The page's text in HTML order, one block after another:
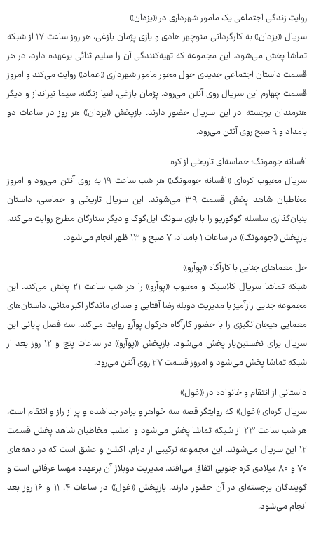
روایت زندگی اجتماعی یک مامور شهرداری در «یزدان»
سریال «یزدان» به کارگردانی منوچهر هادی و بازی پژمان بازغی، هر روز ساعت ۱۷ از شبکه
تماشا پخش می‌شود. این مجموعه که تهیه‌کنندگی آن را سلیم ثنائی برعهده دارد، در هر
قسمت داستان اجتماعی جدیدی حول محور مامور شهرداری «عماد» روایت می‌کند و امروز
قسمت چهارم این سریال روی آنتن می‌رود. پژمان بازغی، لعیا زنگنه، سیما تیرانداز و دیگر
هنرمندان برجسته در این سریال حضور دارند. بازپخش «یزدان» هر روز در ساعات دو
بامداد و ۹ صبح روی آنتن می‌رود.
افسانه جومونگ؛ حماسه‌ای تاریخی از کره
سریال محبوب کره‌ای «افسانه جومونگ» هر شب ساعت ۱۹ به روی آنتن می‌رود و امروز
مخاطبان شاهد پخش قسمت ۳۹ می‌شوند. این سریال تاریخی و حماسی، داستان
بنیان‌گذاری سلسله گوگوریو را با بازی سونگ ایل‌گوک و دیگر ستارگان مطرح روایت می‌کند.
بازپخش «جومونگ» در ساعات ۱ بامداد، ۷ صبح و ۱۳ ظهر انجام می‌شود.
حل معماهای جنایی با کارآگاه «پوآرو»
شبکه تماشا سریال کلاسیک و محبوب «پوآرو» را هر شب ساعت ۲۱ پخش می‌کند. این
مجموعه جنایی رازآمیز با مدیریت دوبله رضا آفتابی و صدای ماندگار اکبر منانی، داستان‌های
معمایی هیجان‌انگیزی را با حضور کارآگاه هرکول پوآرو روایت می‌کند. سه فصل پایانی این
سریال برای نخستین‌بار پخش می‌شود. بازپخش «پوآرو» در ساعات پنج و ۱۲ روز بعد از
شبکه تماشا پخش می‌شود و امروز قسمت ۲۷ روی آنتن می‌رود.
داستانی از انتقام و خانواده در «غول»
سریال کره‌ای «غول» که روایتگر قصه سه خواهر و برادر جداشده و پر از راز و انتقام است،
هر شب ساعت ۲۳ از شبکه تماشا پخش می‌شود و امشب مخاطبان شاهد پخش قسمت
۱۲ این سریال می‌شوند. این مجموعه ترکیبی از درام، اکشن و عشق است که در دهه‌های
۷۰ و ۸۰ میلادی کره جنوبی اتفاق می‌افتد. مدیریت دوبلاژ آن برعهده مهسا عرفانی است و
گویندگان برجسته‌ای در آن حضور دارند. بازپخش «غول» در ساعات ۴، ۱۱ و ۱۶ روز بعد
انجام می‌شود.